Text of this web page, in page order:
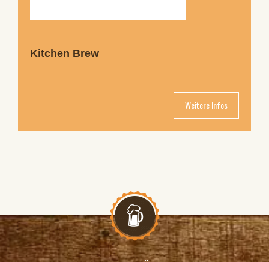
Kitchen Brew
Weitere Infos